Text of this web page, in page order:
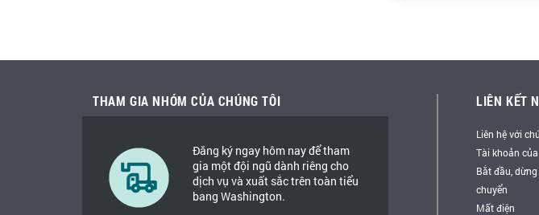
THAM GIA NHÓM CỦA CHÚNG TÔI
Đăng ký ngay hôm nay để tham
gia một đội ngũ dành riêng cho
dịch vụ và xuất sắc trên toàn tiểu
bang Washington.
LIÊN KẾT
Liên hệ với
Tài khoản
Bắt đầu,
chuyển
Mất điện